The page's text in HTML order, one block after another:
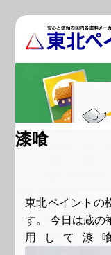
漆喰
東北ペイントの
す。 今日は蔵の
用して漆